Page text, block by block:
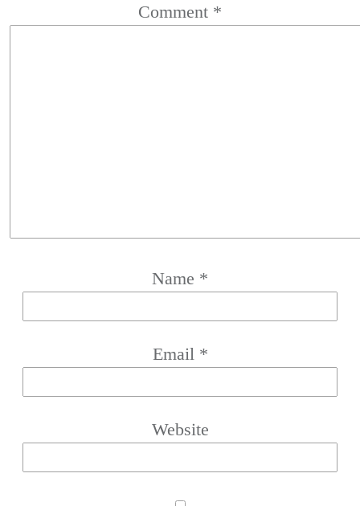
Comment *
Name *
Email *
Website